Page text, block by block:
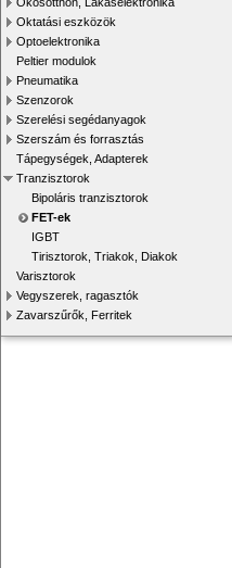
Oktatási eszközök
Optoelektronika
Peltier modulok
Pneumatika
Szenzorok
Szerelési segédanyagok
Szerszám és forrasztás
Tápegységek, Adapterek
Tranzisztorok
Bipoláris tranzisztorok
FET-ek
IGBT
Tirisztorok, Triakok, Diakok
Varisztorok
Vegyszerek, ragasztók
Zavarszűrők, Ferritek